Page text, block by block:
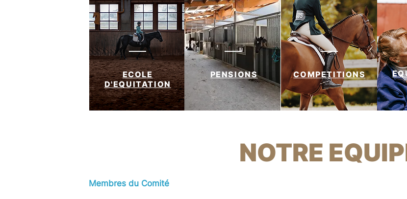
ECOLE
D'EQUITATION
PENSIONS COMPETITIONS
NOTRE
Membres du Comité